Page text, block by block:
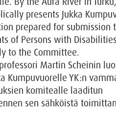
Martin Scheinin
Kumpuvuorelle YK:n
komitealle laaditun
sen sähköistä